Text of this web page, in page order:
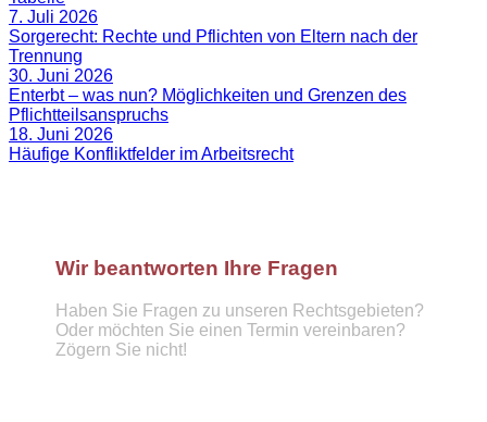
7. Juli 2026
Sorgerecht: Rechte und Pflichten von Eltern nach der
Trennung
30. Juni 2026
Enterbt – was nun? Möglichkeiten und Grenzen des
Pflichtteilsanspruchs
18. Juni 2026
Häufige Konfliktfelder im Arbeitsrecht
Wir beantworten Ihre Fragen
Haben Sie Fragen zu unseren Rechtsgebieten?
Oder möchten Sie einen Termin vereinbaren?
Zögern Sie nicht!